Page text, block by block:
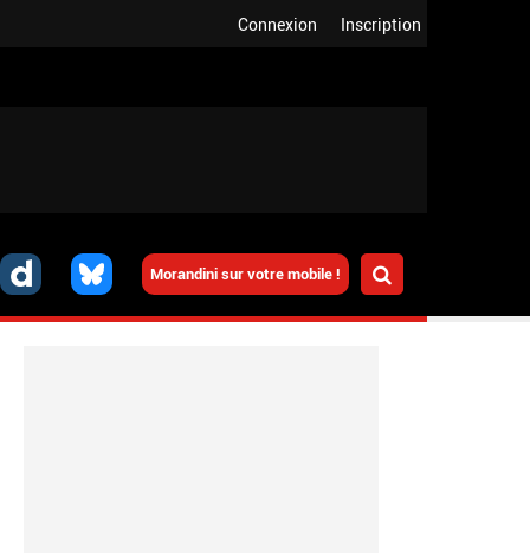
Inscription
Connexion
Morandini sur votre mobile !